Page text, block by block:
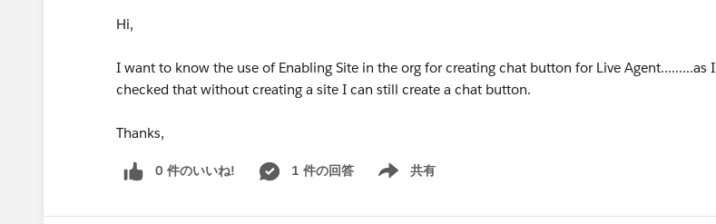
Hi,
I want to know the use of Enabling Site in the org for creating chat button for Live Agent.........as I
checked that without creating a site I can still create a chat button.
Thanks,
0 件のいいね! 1 件の回答 共有
Show menu